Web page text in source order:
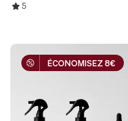
5
ÉCONOMISEZ 8€
ÉCONOMISEZ 8€